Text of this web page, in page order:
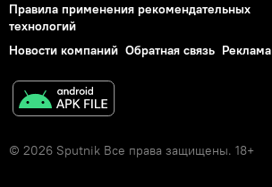
Правила применения рекомендательных
технологий
Новости компаний Обратная связь Реклама
© 2026 Sputnik Все права защищены. 18+